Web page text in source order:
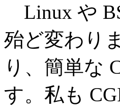
Linux や
殆ど変わり
り、簡単な
す。私も